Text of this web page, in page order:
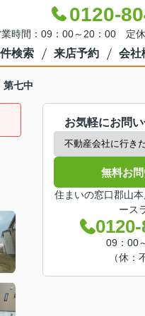
0120-
時間：09：00～20：00 定
検索 来店予約 会社
七中
お気軽にお問
無料お
住まいの窓口郡山
ース
09：00
（休：